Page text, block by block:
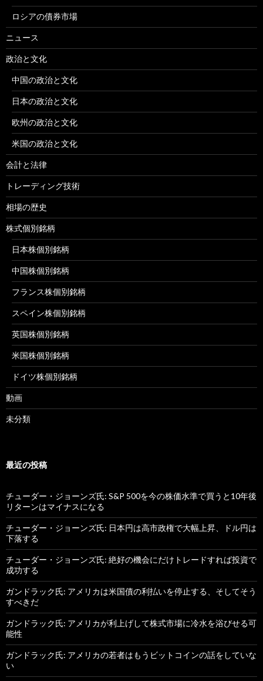
ロシアの債券市場
ニュース
政治と文化
中国の政治と文化
日本の政治と文化
欧州の政治と文化
米国の政治と文化
会計と法律
トレーディング技術
相場の歴史
株式個別銘柄
日本株個別銘柄
中国株個別銘柄
フランス株個別銘柄
スペイン株個別銘柄
英国株個別銘柄
米国株個別銘柄
ドイツ株個別銘柄
動画
未分類
最近の投稿
チューダー・ジョーンズ氏: S&P 500を今の株価水準で買うと10年後
リターンはマイナスになる
チューダー・ジョーンズ氏: 日本円は高市政権で大幅上昇、ドル円は
下落する
チューダー・ジョーンズ氏: 絶好の機会にだけトレードすれば投資で
成功する
ガンドラック氏: アメリカは米国債の利払いを停止する、そしてそう
すべきだ
ガンドラック氏: アメリカが利上げして株式市場に冷水を浴びせる可
能性
ガンドラック氏: アメリカの若者はもうビットコインの話をしていな
い